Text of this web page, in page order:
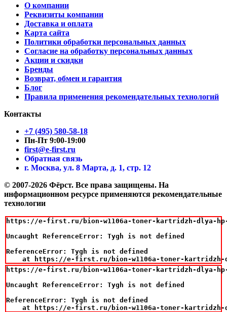
О компании
Реквизиты компании
Доставка и оплата
Карта сайта
Политики обработки персональных данных
Согласие на обработку персональных данных
Акции и скидки
Бренды
Возврат, обмен и гарантия
Блог
Правила применения рекомендательных технологий
Контакты
+7 (495) 580-58-18
Пн-Пт 9:00-19:00
first@e-first.ru
Обратная связь
г. Москва, ул. 8 Марта, д. 1, стр. 12
© 2007-2026 Фёрст. Все права защищены. На
информационном ресурсе применяются рекомендательные
технологии
https://e-first.ru/bion-w1106a-toner-kartridzh-dlya-hp-
Uncaught ReferenceError: Tygh is not defined
ReferenceError: Tygh is not defined
at https://e-first.ru/bion-w1106a-toner-
https://e-first.ru/bion-w1106a-toner-kartridzh-dlya-hp-
Uncaught ReferenceError: Tygh is not defined
ReferenceError: Tygh is not defined
at https://e-first.ru/bion-w1106a-toner-